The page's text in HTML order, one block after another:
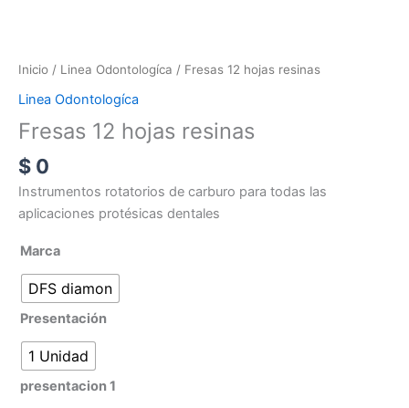
Inicio / Linea Odontologíca / Fresas 12 hojas resinas
Linea Odontologíca
Fresas 12 hojas resinas
$ 0
Instrumentos rotatorios de carburo para todas las
aplicaciones protésicas dentales
Marca
DFS diamon
Presentación
1 Unidad
presentacion 1